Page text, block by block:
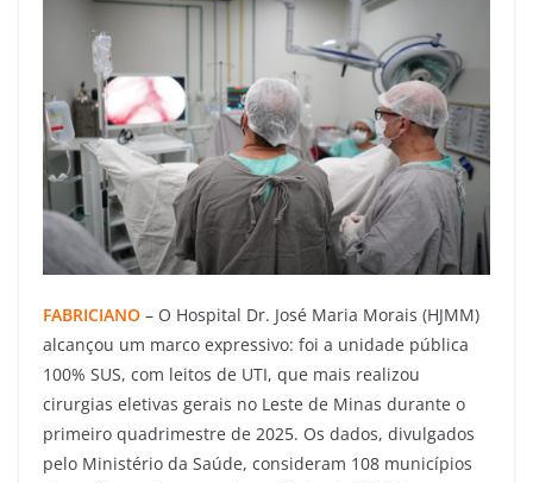
FABRICIANO – O Hospital Dr. José Maria Morais (HJMM)
alcançou um marco expressivo: foi a unidade pública
100% SUS, com leitos de UTI, que mais realizou
cirurgias eletivas gerais no Leste de Minas durante o
primeiro quadrimestre de 2025. Os dados, divulgados
pelo Ministério da Saúde, consideram 108 municípios